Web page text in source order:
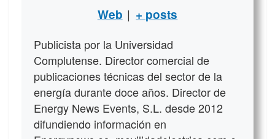
Web | + posts
Publicista por la Universidad
Complutense. Director comercial de
publicaciones técnicas del sector de la
energía durante doce años. Director de
Energy News Events, S.L. desde 2012
difundiendo información en